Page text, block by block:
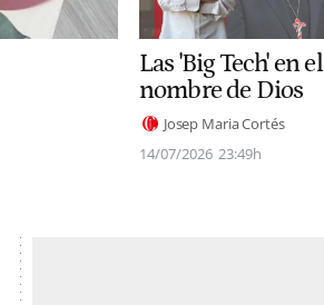
Las 'Big Tech' en el
nombre de Dios
Josep Maria Cortés
14/07/2026 23:49h